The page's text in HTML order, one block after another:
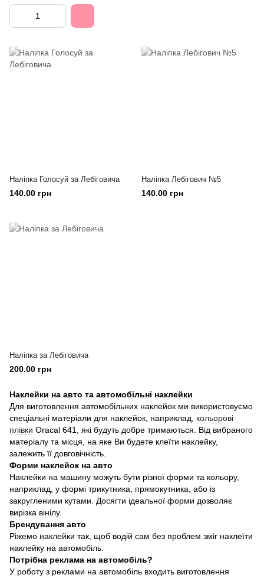
Наліпка Голосуй за Лебіговича
140.00 грн
Наліпка Лебігович №5
140.00 грн
Наліпка за Лебіговича
200.00 грн
Наклейки на авто та автомобільні наклейки
Для виготовлення автомобільних наклейок ми використовуємо
спеціальні матеріали для наклейок, наприклад, кольорові
плівки Oracal 641, які будуть добре тримаються. Від вибраного
матеріалу та місця, на яке Ви будете клеїти наклейку,
залежить її довговічність.
Форми наклейок на авто
Наклейки на машину можуть бути різної форми та кольору,
наприклад, у формі трикутника, прямокутника, або із
закругленими кутами. Досягти ідеальної форми дозволяє
вирізка вінілу.
Брендування авто
Ріжемо наклейки так, щоб водій сам без проблем зміг наклеїти
наклейку на автомобіль.
Потрібна реклама на автомобіль?
У роботу з реклами на автомобіль входить виготовлення